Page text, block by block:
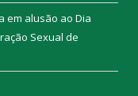
em alusão ao Dia
Sexual de